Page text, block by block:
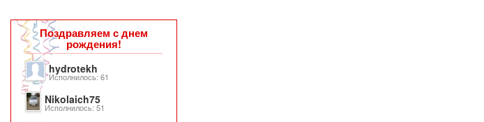
Поздравляем с днем
рождения!
hydrotekh
Исполнилось: 61
Nikolaich75
Исполнилось: 51